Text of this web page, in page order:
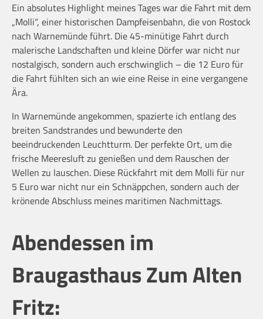
Ein absolutes Highlight meines Tages war die Fahrt mit dem
„Molli“, einer historischen Dampfeisenbahn, die von Rostock
nach Warnemünde führt. Die 45-minütige Fahrt durch
malerische Landschaften und kleine Dörfer war nicht nur
nostalgisch, sondern auch erschwinglich – die 12 Euro für
die Fahrt fühlten sich an wie eine Reise in eine vergangene
Ära.
In Warnemünde angekommen, spazierte ich entlang des
breiten Sandstrandes und bewunderte den
beeindruckenden Leuchtturm. Der perfekte Ort, um die
frische Meeresluft zu genießen und dem Rauschen der
Wellen zu lauschen. Diese Rückfahrt mit dem Molli für nur
5 Euro war nicht nur ein Schnäppchen, sondern auch der
krönende Abschluss meines maritimen Nachmittags.
Abendessen im
Braugasthaus Zum Alten
Fritz: